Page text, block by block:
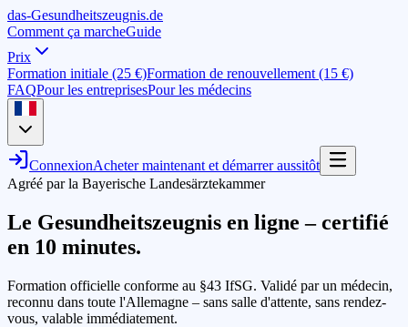
das-Gesundheitszeugnis.de
Comment ça marcheGuide
Prix
Formation initiale (25 €)Formation de renouvellement (15 €)
FAQPour les entreprisesPour les médecins
ConnexionAcheter maintenant et démarrer aussitôt
Agréé par la Bayerische Landesärztekammer
Le Gesundheitszeugnis en ligne – certifié
en 10 minutes.
Formation officielle conforme au §43 IfSG. Validé par un médecin,
reconnu dans toute l'Allemagne – sans salle d'attente, sans rendez-
vous, valable immédiatement.